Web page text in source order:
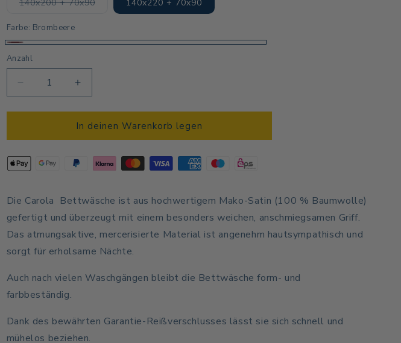
140x200 + 70x90
ausverkauft
140x220 + 70x90
Farbe: Brombeere
Anzahl
Anzahl
Verringere
die
Menge
Carola
-
Erhöhe
die
Menge
für
Carola
-
In deinen Warenkorb legen
Die Carola Bettwäsche ist aus hochwertigem Mako-Satin (100 % Baumwolle)
gefertigt und überzeugt mit einem besonders weichen, anschmiegsamen Griff.
Das atmungsaktive, mercerisierte Material ist angenehm hautsympathisch und
sorgt für erholsame Nächte.
Auch nach vielen Waschgängen bleibt die Bettwäsche form- und
farbbeständig.
Dank des bewährten Garantie-Reißverschlusses lässt sie sich schnell und
mühelos beziehen.